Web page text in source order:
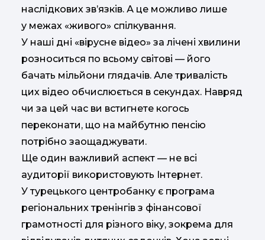
наслідкових зв’язків. А це можливо лише
у межах «живого» спілкування.
У наші дні «вірусне відео» за лічені хвилини
розноситься по всьому світові — його
бачать мільйони глядачів. Але тривалість
цих відео обчислюється в секундах. Навряд
чи за цей час ви встигнете когось
переконати, що на майбутню пенсію
потрібно заощаджувати.
Ще один важливий аспект — не всі
аудиторії використовують Інтернет.
У турецького центробанку є програма
регіональних тренінгів з фінансової
грамотності для різного віку, зокрема для